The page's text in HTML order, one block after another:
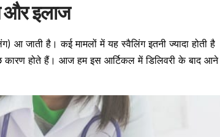
और इलाज
आ जाती है। कई मामलों में यह स्वैलिंग इतनी ज्यादा होती है
होते हैं। आज हम इस आर्टिकल में डिलिवरी के बाद आने